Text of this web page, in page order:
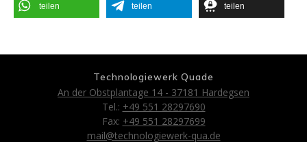
teilen teilen teilen
Technologiewerk Quade
An der Obstplantage 14 - 37181 Hardegsen
Tel.: +49 551 28297690
Fax: +49 551 28297699
mail@technologiewerk-qua.de